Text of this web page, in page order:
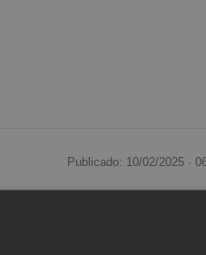
Publicado: 10/02/2025 ·
el agua que necesita de
de 2003 recuperado por